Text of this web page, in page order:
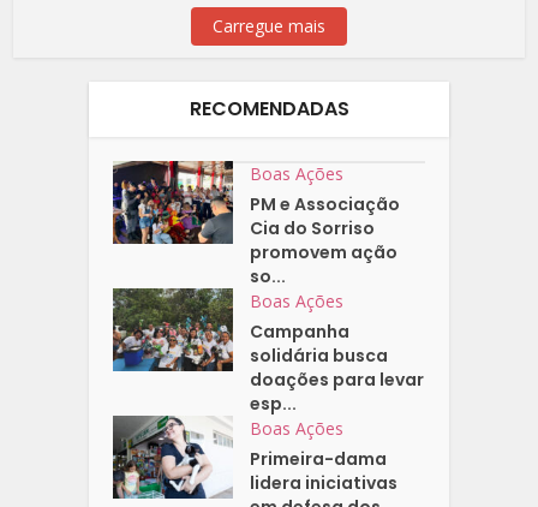
Carregue mais
RECOMENDADAS
Boas Ações
PM e Associação
Cia do Sorriso
promovem ação
so...
Boas Ações
Campanha
solidária busca
doações para levar
esp...
Boas Ações
Primeira-dama
lidera iniciativas